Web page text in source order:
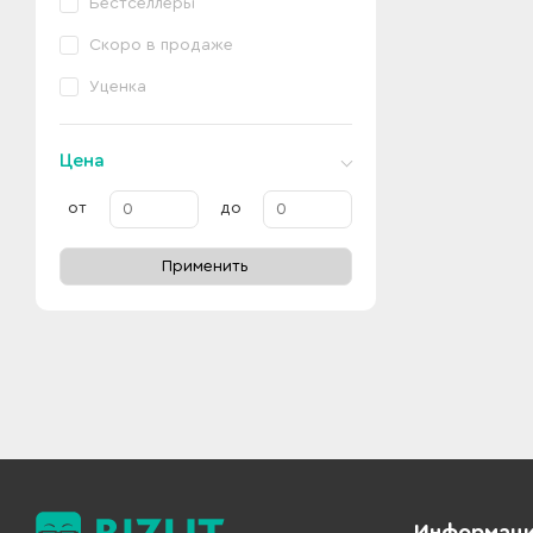
Бестселлеры
Скоро в продаже
Уценка
Цена
от до
Применить